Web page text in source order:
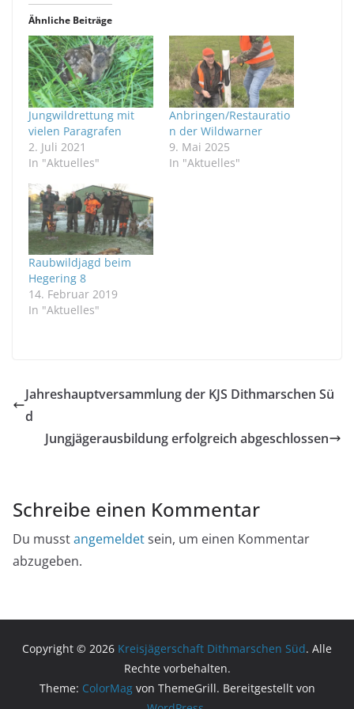
,
u
m
ü
b
e
r
T
w
i
t
t
e
r
z
u
t
i
l
e
n
(
W
i
r
d
i
n
n
e
t
e
ö
)
,
u
m
a
u
f
F
a
c
e
b
o
o
k
u
i
l
e
n
(
W
i
r
n
n
e
t
e
ö
)
Ähnliche Beiträge
Jungwildrettung mit
vielen Paragrafen
2. Juli 2021
In "Aktuelles"
Anbringen/Restauratio
n der Wildwarner
9. Mai 2025
In "Aktuelles"
Raubwildjagd beim
Hegering 8
14. Februar 2019
In "Aktuelles"
Jahreshauptversammlung der KJS Dithmarschen Sü
d
Jungjägerausbildung erfolgreich abgeschlossen
Schreibe einen Kommentar
Du musstangemeldetsein, um einen Kommentar
abzugeben.
Copyright © 2026 Kreisjägerschaft Dithmarschen Süd. Alle
Rechte vorbehalten.
Theme: ColorMagvon ThemeGrill. Bereitgestellt von